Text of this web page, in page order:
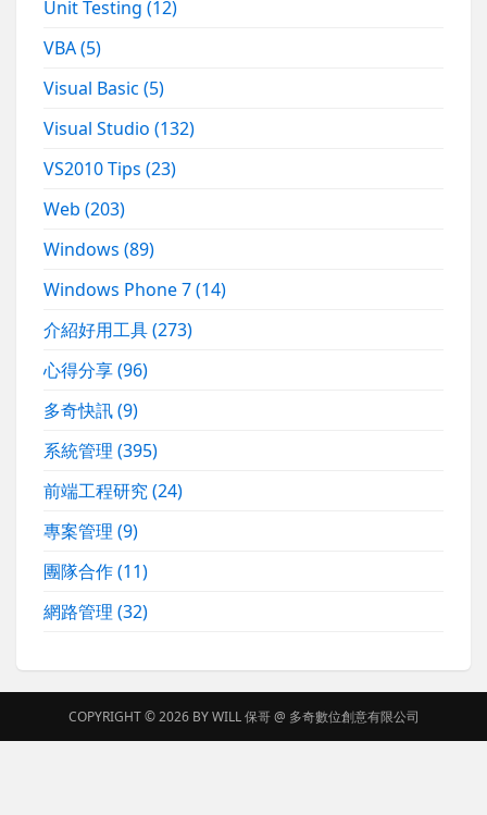
Unit Testing(12)
VBA(5)
Visual Basic(5)
Visual Studio(132)
VS2010 Tips(23)
Web(203)
Windows(89)
Windows Phone 7(14)
介紹好用工具(273)
心得分享(96)
多奇快訊(9)
系統管理(395)
前端工程研究(24)
專案管理(9)
團隊合作(11)
網路管理(32)
COPYRIGHT © 2026 BYWILL 保哥@ 多奇數位創意有限公司